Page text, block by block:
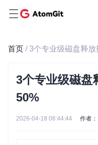
首页 / 3个专业级磁盘释
3个专业级磁盘
50%
2026-04-18 08:44:44 作者